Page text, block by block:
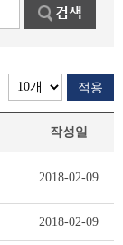
적용
작성일
2018-02-09
2018-02-09